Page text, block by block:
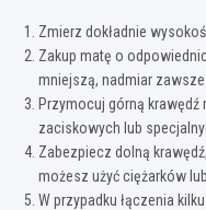
Zmierz dokładnie
Zakup matę o
mniejszą, nadmiar
Przymocuj górną
zaciskowych lub
Zabezpiecz dolną
możesz użyć ciężarków
W przypadku łączenia